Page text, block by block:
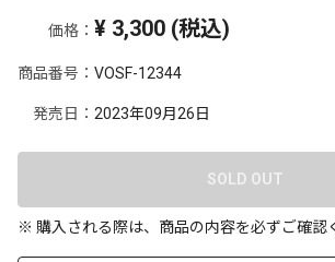
価格： ¥ 3,300 (税込)
商品番号： VOSF-12344
発売日： 2023年09月26日
SOLD OUT
※ 購入される際は、商品の内容を必ずご確認